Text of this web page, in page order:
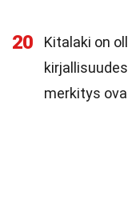
20
Kitalaki on
merkitys